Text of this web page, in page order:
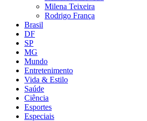
Milena Teixeira
Rodrigo França
Brasil
DF
SP
MG
Mundo
Entretenimento
Vida & Estilo
Saúde
Ciência
Esportes
Especiais